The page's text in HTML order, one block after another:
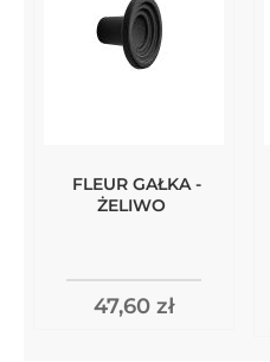
FLEUR GAŁKA -
ŻELIWO
47,60 zł